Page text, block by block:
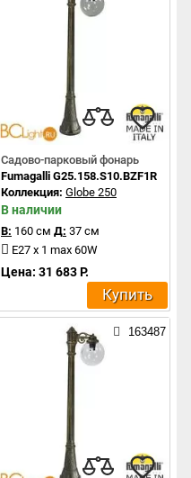
Садово-парковый фонарь
Fumagalli G25.158.S10.BZF1R
Коллекция: Globe 250
В наличии
В: 160 см Д: 37 см
E27 x 1 max 60W
Цена: 31 683 Р.
Купить
163487